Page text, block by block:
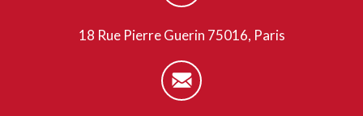
18 Rue Pierre Guerin 75016, Paris